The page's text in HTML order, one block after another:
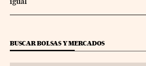
BUSCAR BOLSAS Y MERCADOS